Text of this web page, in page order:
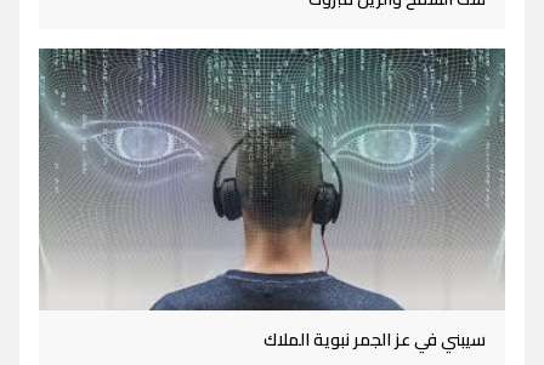
سيبني في عز الجمر نبوية الملاك